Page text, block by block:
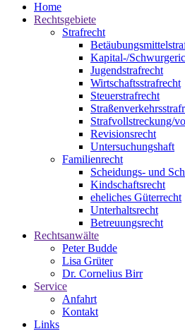
Home
Rechtsgebiete
Strafrecht
Kapital-/
Jugendstrafrecht
Wirtschaftsstrafrecht
Steuerstrafrecht
Strafvollstreckung/
Revisionsrecht
Untersuchungshaft
Familienrecht
Scheidungs- und
Kindschaftsrecht
eheliches Güterrecht
Unterhaltsrecht
Betreuungsrecht
Rechtsanwälte
Peter Budde
Lisa Grüter
Dr. Cornelius Birr
Service
Anfahrt
Kontakt
Links